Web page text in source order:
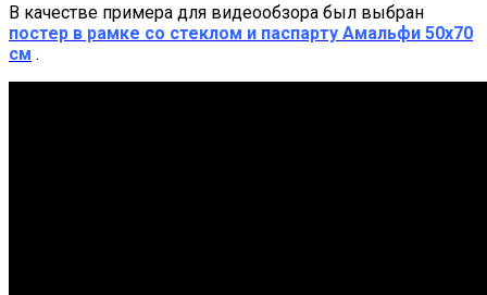
В качестве примера для видеообзора был выбран
постер в рамке со стеклом и паспарту Амальфи 50х70
см .